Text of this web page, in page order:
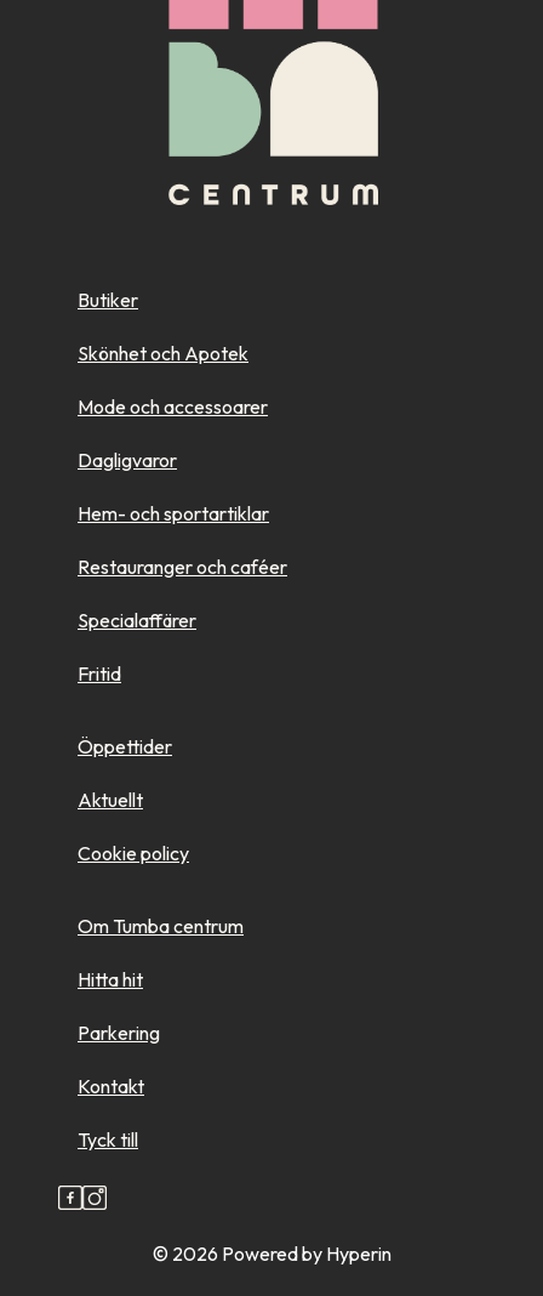
Butiker
Skönhet och Apotek
Mode och accessoarer
Dagligvaror
Hem- och sportartiklar
Restauranger och caféer
Specialaffärer
Fritid
Öppettider
Aktuellt
Cookie policy
Om Tumba centrum
Hitta hit
Parkering
Kontakt
Tyck till
© 2026 Powered by Hyperin